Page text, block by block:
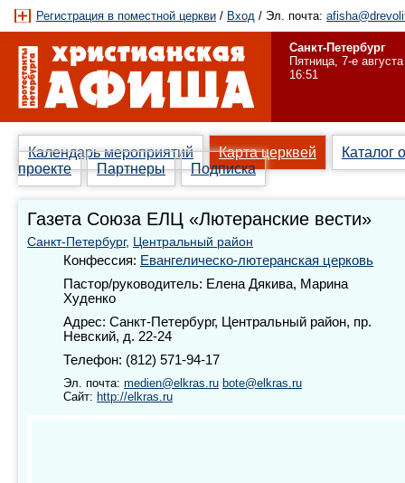
Регистрация в поместной церкви / Вход / Эл. почта:
Санкт-Петербург
Пятница, 7-е августа
16:51
Календарь мероприятий Карта церквей
Каталог
проекте
Партнеры Подписка
Газета Союза ЕЛЦ «Лютеранские вести»
Санкт-Петербург, Центральный район
Конфессия: Евангелическо-лютеранская церковь
Пастор/руководитель: Елена Дякива, Марина
Худенко
Адрес: Санкт-Петербург, Центральный район, пр.
Невский, д. 22-24
Телефон: (812) 571-94-17
Эл. почта: medien@elkras.ru bote@elkras.ru
Сайт: http://elkras.ru